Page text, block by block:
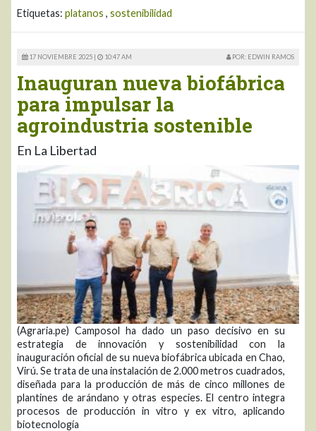
Etiquetas: platanos , sostenibilidad
17 NOVIEMBRE 2025 | 10:47 AM POR: EDWIN RAMOS
Inauguran nueva biofábrica
para impulsar la
agroindustria sostenible
En La Libertad
(Agraria.pe) Camposol ha dado un paso decisivo en su
estrategia de innovación y sostenibilidad con la
inauguración oficial de su nueva biofábrica ubicada en Chao,
Virú. Se trata de una instalación de 2.000 metros cuadrados,
diseñada para la producción de más de cinco millones de
plantines de arándano y otras especies. El centro integra
procesos de producción in vitro y ex vitro, aplicando
biotecnología